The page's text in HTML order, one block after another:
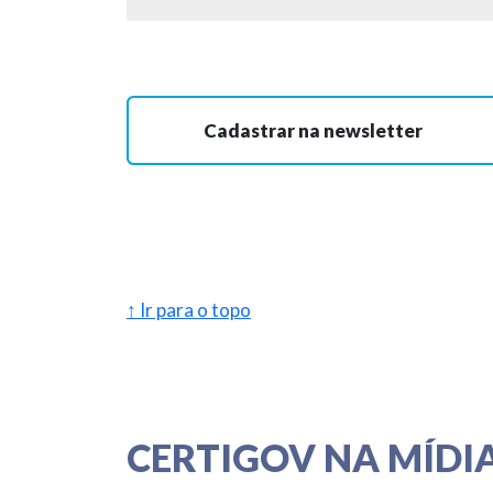
Cadastrar na newsletter
↑ Ir para o topo
CERTIGOV NA